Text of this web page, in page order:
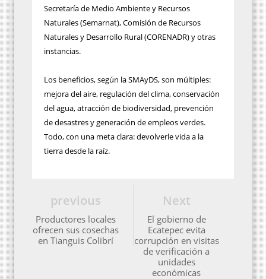
Secretaría de Medio Ambiente y Recursos
Naturales (Semarnat), Comisión de Recursos
Naturales y Desarrollo Rural (CORENADR) y otras
instancias.
Los beneficios, según la SMAyDS, son múltiples:
mejora del aire, regulación del clima, conservación
del agua, atracción de biodiversidad, prevención
de desastres y generación de empleos verdes.
Todo, con una meta clara: devolverle vida a la
tierra desde la raíz.
Next
El gobierno de
Ecatepec evita
corrupción en visitas
de verificación a
unidades
económicas
previous
Productores locales
ofrecen sus cosechas
en Tianguis Colibrí